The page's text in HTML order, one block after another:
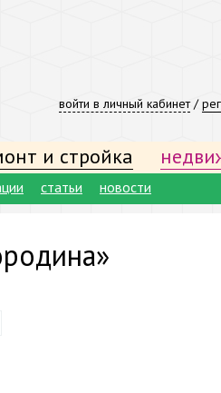
войти в личный кабинет/
и стройка
статьи новости